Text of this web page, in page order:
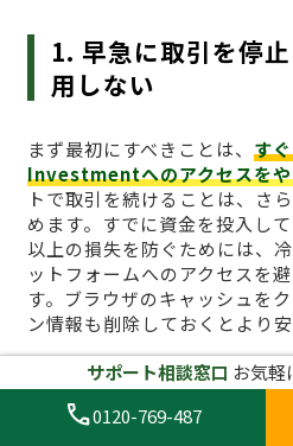
1. 早急に取引を停
用しない
まず最初にすべきことは、 す
Investmentへのアクセスをや
トで取引を続けることは、さ
めます。すでに資金を投入し
以上の損失を防ぐためには、
ットフォームへのアクセスを
す。ブラウザのキャッシュを
ン情報も削除しておくとより安
2. 証拠を集める
サポート相談窓口 お気軽
call0120-769-487